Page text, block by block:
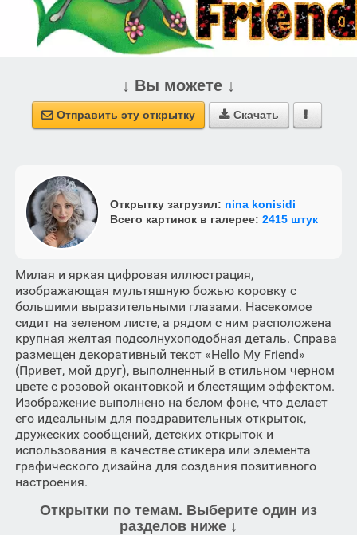
↓ Вы можете ↓
 Отправить эту открытку  Скачать 
Открытку загрузил: nina konisidi
Всего картинок в галерее: 2415 штук
Милая и яркая цифровая иллюстрация,
изображающая мультяшную божью коровку с
большими выразительными глазами. Насекомое
сидит на зеленом листе, а рядом с ним расположена
крупная желтая подсолнухоподобная деталь. Справа
размещен декоративный текст «Hello My Friend»
(Привет, мой друг), выполненный в стильном черном
цвете с розовой окантовкой и блестящим эффектом.
Изображение выполнено на белом фоне, что делает
его идеальным для поздравительных открыток,
дружеских сообщений, детских открыток и
использования в качестве стикера или элемента
графического дизайна для создания позитивного
настроения.
Открытки по темам. Выберите один из
разделов ниже ↓